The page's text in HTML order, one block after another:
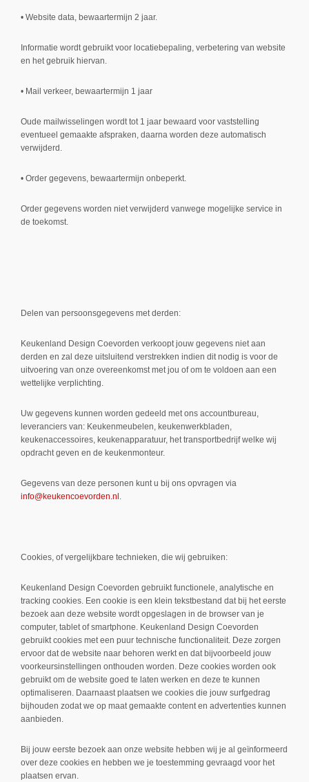
• Website data, bewaartermijn 2 jaar.
Informatie wordt gebruikt voor locatiebepaling, verbetering van website
en het gebruik hiervan.
• Mail verkeer, bewaartermijn 1 jaar
Oude mailwisselingen wordt tot 1 jaar bewaard voor vaststelling
eventueel gemaakte afspraken, daarna worden deze automatisch
verwijderd.
• Order gegevens, bewaartermijn onbeperkt.
Order gegevens worden niet verwijderd vanwege mogelijke service in
de toekomst.
Delen van persoonsgegevens met derden:
Keukenland Design Coevorden verkoopt jouw gegevens niet aan
derden en zal deze uitsluitend verstrekken indien dit nodig is voor de
uitvoering van onze overeenkomst met jou of om te voldoen aan een
wettelijke verplichting.
Uw gegevens kunnen worden gedeeld met ons accountbureau,
leveranciers van: Keukenmeubelen, keukenwerkbladen,
keukenaccessoires, keukenapparatuur, het transportbedrijf welke wij
opdracht geven en de keukenmonteur.
Gegevens van deze personen kunt u bij ons opvragen via
info@keukencoevorden.nl .
Cookies, of vergelijkbare technieken, die wij gebruiken:
Keukenland Design Coevorden gebruikt functionele, analytische en
tracking cookies. Een cookie is een klein tekstbestand dat bij het eerste
bezoek aan deze website wordt opgeslagen in de browser van je
computer, tablet of smartphone. Keukenland Design Coevorden
gebruikt cookies met een puur technische functionaliteit. Deze zorgen
ervoor dat de website naar behoren werkt en dat bijvoorbeeld jouw
voorkeursinstellingen onthouden worden. Deze cookies worden ook
gebruikt om de website goed te laten werken en deze te kunnen
optimaliseren. Daarnaast plaatsen we cookies die jouw surfgedrag
bijhouden zodat we op maat gemaakte content en advertenties kunnen
aanbieden.
Bij jouw eerste bezoek aan onze website hebben wij je al geïnformeerd
over deze cookies en hebben we je toestemming gevraagd voor het
plaatsen ervan.